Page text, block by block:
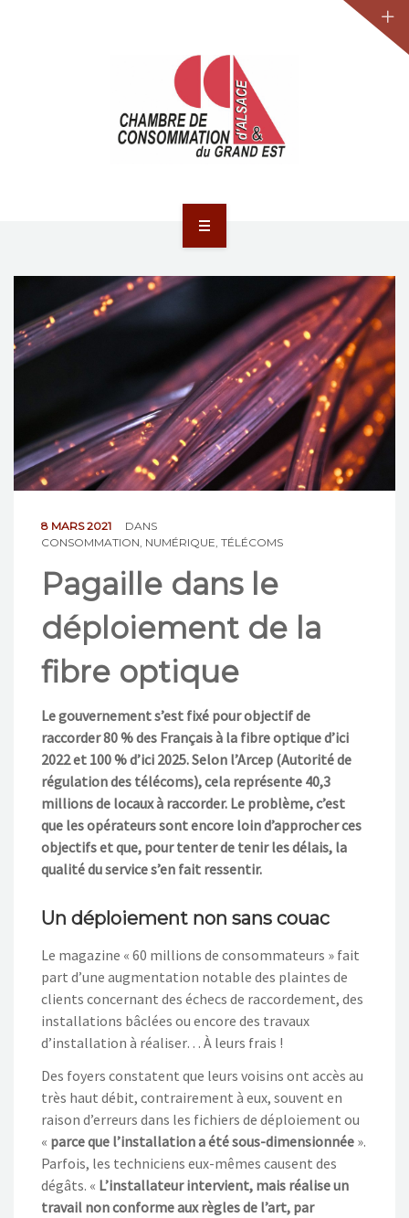
ACTUALITÉS
JURIDIQUE
NOS ACTIONS
CONTACT
8 MARS 2021
DANS
CONSOMMATION NUMÉRIQUE TÉLÉCOMS
Pagaille dans le
déploiement de la
fibre optique
Le gouvernement s’est fixé pour objectif de
raccorder 80 % des Français à la fibre optique d’ici
2022 et 100 % d’ici 2025. Selon l’Arcep (Autorité de
régulation des télécoms), cela représente 40,3
millions de locaux à raccorder. Le problème, c’est
que les opérateurs sont encore loin d’approcher ces
objectifs et que, pour tenter de tenir les délais, la
qualité du service s’en fait ressentir.
Un déploiement non sans couac
Le magazine « 60 millions de consommateurs » fait
part d’une augmentation notable des plaintes de
clients concernant des échecs de raccordement, des
installations bâclées ou encore des travaux
d’installation à réaliser… À leurs frais !
Des foyers constatent que leurs voisins ont accès au
très haut débit, contrairement à eux, souvent en
raison d’erreurs dans les fichiers de déploiement ou
« parce que l’installation a été sous-dimensionnée ».
Parfois, les techniciens eux-mêmes causent des
dégâts. « L’installateur intervient, mais réalise un
travail non conforme aux règles de l’art, par